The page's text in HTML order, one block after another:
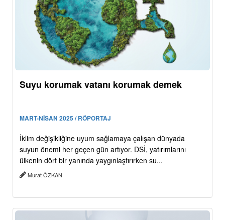
Suyu korumak vatanı korumak demek
MART-NİSAN 2025 / RÖPORTAJ
İklim değişikliğine uyum sağlamaya çalışan dünyada
suyun önemi her geçen gün artıyor. DSİ, yatırımlarını
ülkenin dört bir yanında yaygınlaştırırken su...
Murat ÖZKAN